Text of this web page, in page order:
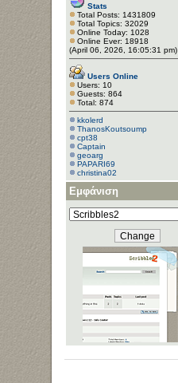
Stats
Total Posts: 1431809
Total Topics: 32029
Online Today: 1028
Online Ever: 18918
(April 06, 2026, 16:05:31 pm)
Users Online
Users: 10
Guests: 864
Total: 874
kkolerd
ThanosKoutsoump
cpt38
Captain
geoarg
PAPARI69
christina02
Εμφάνιση